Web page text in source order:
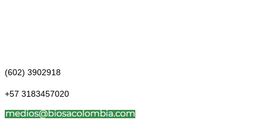
(602) 3902918
+57 3183457020